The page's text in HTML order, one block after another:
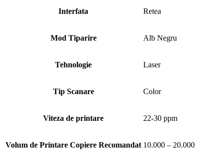
Interfata Retea
Mod Tiparire Alb Negru
Tehnologie Laser
Tip Scanare Color
Viteza de printare 22-30 ppm
Volum de Printare Copiere Recomandat 10.000 – 20.000